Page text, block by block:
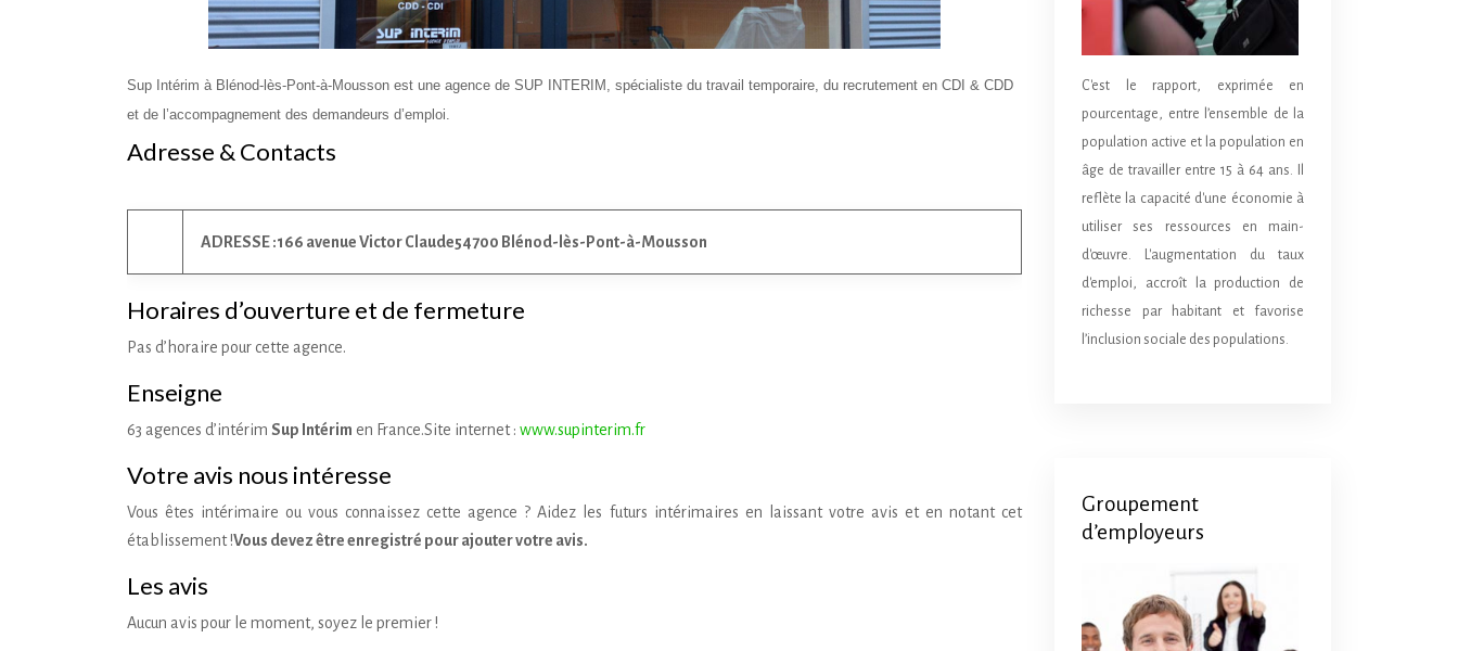
Sup Intérim à Blénod-lès-Pont-à-Mousson est une agence de SUP INTERIM, spécialiste du travail temporaire, du recrutement en CDI & CDD
et de l’accompagnement des demandeurs d’emploi.
Adresse & Contacts
ADRESSE :166 avenue Victor Claude54700 Blénod-lès-Pont-à-Mousson
Horaires d’ouverture et de fermeture
Pas d’horaire pour cette agence.
Enseigne
63 agences d’intérim Sup Intérim en France.Site internet : www.supinterim.fr
Votre avis nous intéresse
Vous êtes intérimaire ou vous connaissez cette agence ? Aidez les futurs intérimaires en laissant votre avis et en notant cet
établissement !Vous devez être enregistré pour ajouter votre avis.
Les avis
Aucun avis pour le moment, soyez le premier !
C'est le rapport, exprimée en
pourcentage, entre l’ensemble de la
population active et la population en
âge de travailler entre 15 à 64 ans. Il
reflète la capacité d'une économie à
utiliser ses ressources en main-
d'œuvre. L'augmentation du taux
d'emploi, accroît la production de
richesse par habitant et favorise
l’inclusion sociale des populations.
Groupement
d’employeurs